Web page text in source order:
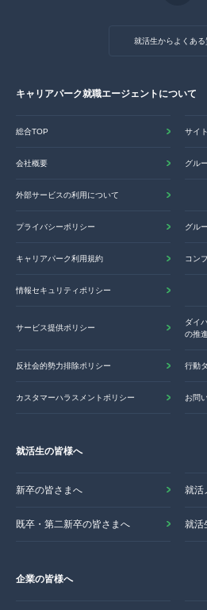
就活生からよくある
キャリアパーク就職エージェントについて
総合TOP サイ
会社概要 グル
外部サービスの利用について
プライバシーポリシー グル
キャリアパーク利用規約 コン
情報セキュリティポリシー
サービス提供ポリシー
ダイ
の推進
反社会的勢力排除ポリシー 行動
カスタマーハラスメントポリシー お問
就活生の皆様へ
新卒の皆さまへ 就活
既卒・第二新卒の皆さまへ 就活
企業の皆様へ